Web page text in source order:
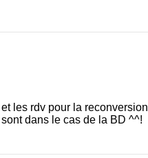
les rdv pour la reconversion
dans le cas de la BD ^^!